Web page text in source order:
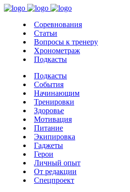
Соревнования
Статьи
Вопросы к тренеру
Хронометраж
Подкасты
Подкасты
События
Начинающим
Тренировки
Здоровье
Мотивация
Питание
Экипировка
Гаджеты
Герои
Личный опыт
От редакции
Спецпроект